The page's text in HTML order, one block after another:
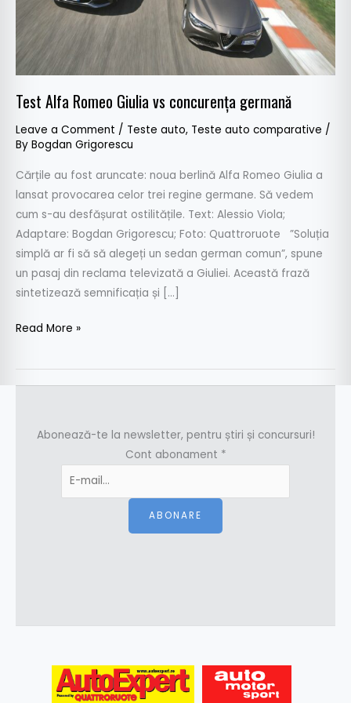
Test Alfa Romeo Giulia vs concurența germană
Leave a Comment / Teste auto, Teste auto comparative /
By Bogdan Grigorescu
Cărțile au fost aruncate: noua berlină Alfa Romeo Giulia a
lansat provocarea celor trei regine germane. Să vedem
cum s-au desfășurat ostilitățile. Text: Alessio Viola;
Adaptare: Bogdan Grigorescu; Foto: Quattroruote ”Soluția
simplă ar fi să să alegeți un sedan german comun”, spune
un pasaj din reclama televizată a Giuliei. Această frază
sintetizează semnificația și […]
Read More »
Abonează-te la newsletter, pentru știri și concursuri!
Cont abonament *
ABONARE